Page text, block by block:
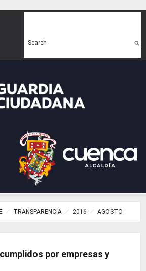
Search
TRANSPARENCIA 2016 AGOSTO
por empresas y